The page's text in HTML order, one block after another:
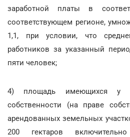
заработной платы в
соответствующем регионе,
1,1, при условии, что
работников за указанный
пяти человек;
4) площадь имеющихся у
собственности (на праве
арендованных земельных
200 гектаров